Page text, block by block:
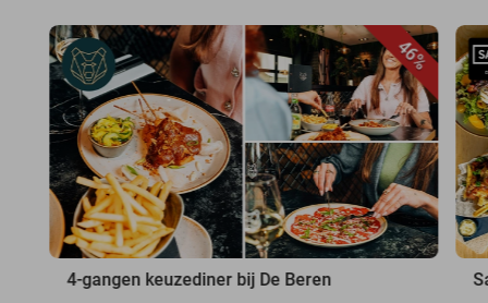
46%
4-gangen keuzediner bij De Beren